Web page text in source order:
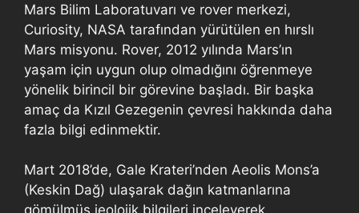
Mars Bilim Laboratuvarı ve rover merkezi,
Curiosity, NASA tarafından yürütülen en hırslı
Mars misyonu. Rover, 2012 yılında Mars’ın
yaşam için uygun olup olmadığını öğrenmeye
yönelik birincil bir görevine başladı. Bir başka
amaç da Kızıl Gezegenin çevresi hakkında daha
fazla bilgi edinmektir.
Mart 2018’de, Gale Krateri’nden Aeolis Mons’a
(Keskin Dağ) ulaşarak dağın katmanlarına